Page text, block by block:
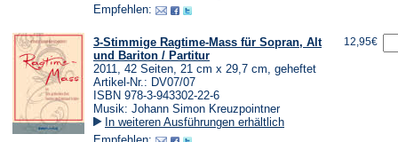
Empfehlen:
3-Stimmige Ragtime-Mass für Sopran, Alt
und Bariton / Partitur
2011, 42 Seiten, 21 cm x 29,7 cm, geheftet
Artikel-Nr.: DV07/07
ISBN 978-3-943302-22-6
Musik: Johann Simon Kreuzpointner
In weiteren Ausführungen erhältlich
12,95€